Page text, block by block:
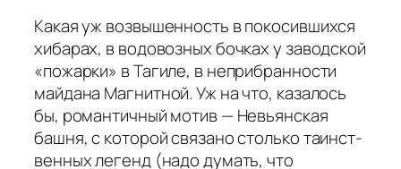
Какая уж возвышенность в покосившихся
хибарах, в водовозных бочках у заводской
«пожарки» в Тагиле, в неприбранности
майдана Магнитной. Уж на что, казалось
бы, романтичный мотив — Невьянская
башня, с которой связано столько таинст­
венных легенд (надо думать, что